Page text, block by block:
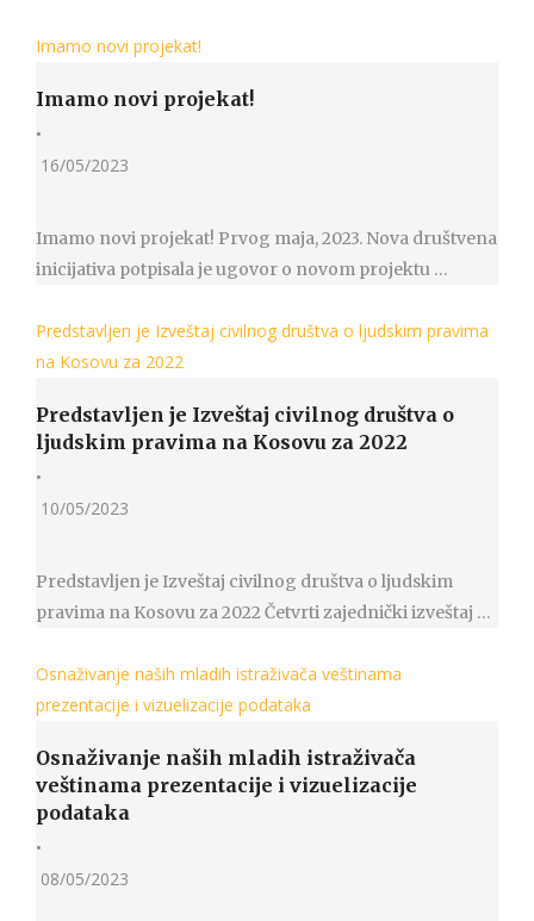
Imamo novi projekat!
Imamo novi projekat!
•
16/05/2023
Imamo novi projekat! Prvog maja, 2023. Nova društvena
inicijativa potpisala je ugovor o novom projektu …
Predstavljen je Izveštaj civilnog društva o ljudskim pravima
na Kosovu za 2022
Predstavljen je Izveštaj civilnog društva o
ljudskim pravima na Kosovu za 2022
•
10/05/2023
Predstavljen je Izveštaj civilnog društva o ljudskim
pravima na Kosovu za 2022 Četvrti zajednički izveštaj …
Osnaživanje naših mladih istraživača veštinama
prezentacije i vizuelizacije podataka
Osnaživanje naših mladih istraživača
veštinama prezentacije i vizuelizacije
podataka
•
08/05/2023